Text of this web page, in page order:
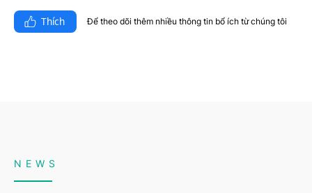
Thích Để theo dõi thêm nhiều thông tin bổ ích từ chúng tôi​
NEWS